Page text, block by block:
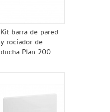
Kit barra de pared
y rociador de
ducha Plan 200